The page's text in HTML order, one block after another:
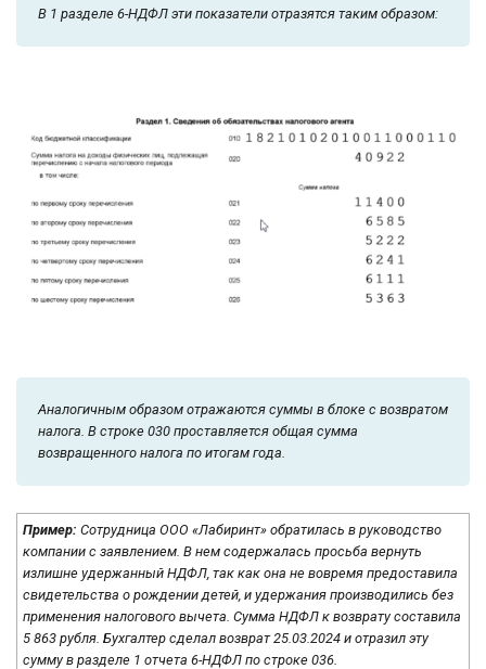
В 1 разделе 6-НДФЛ эти показатели отразятся таким образом:
Аналогичным образом отражаются суммы в блоке с возвратом
налога. В строке 030 проставляется общая сумма
возвращенного налога по итогам года.
Пример: Сотрудница ООО «Лабиринт» обратилась в руководство
компании с заявлением. В нем содержалась просьба вернуть
излишне удержанный НДФЛ, так как она не вовремя предоставила
свидетельства о рождении детей, и удержания производились без
применения налогового вычета. Сумма НДФЛ к возврату составила
5 863 рубля. Бухгалтер сделал возврат 25.03.2024 и отразил эту
сумму в разделе 1 отчета 6-НДФЛ по строке 036.